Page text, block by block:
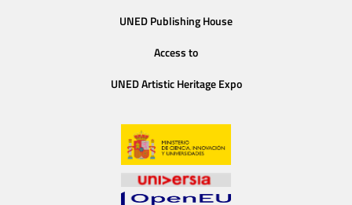
UNED Publishing House
Access to
UNED Artistic Heritage Expo